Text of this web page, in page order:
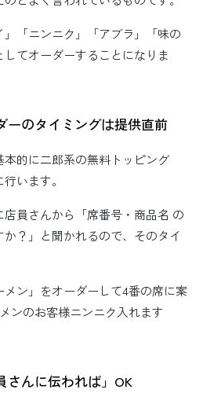
「ニンニク」「アブラ」「味の
てオーダーすることになりま
ーのタイミングは提供直前
的に二郎系の無料トッピング
います。
員さんから「席番号・商品名 の
？」と聞かれるので、そのタイ
ン」をオーダーして4番の席に案
ンのお客様ニンニク入れます
さんに伝われば」OK